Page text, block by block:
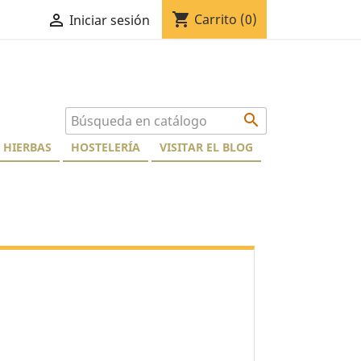
 Iniciar sesión shopping_cart Carrito (0)
HIERBAS HOSTELERÍA VISITAR EL BLOG
